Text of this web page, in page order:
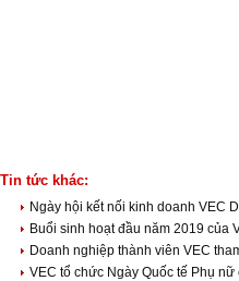
Tin tức khác:
Ngày hội kết nối kinh doanh VEC
Buổi sinh hoạt đầu năm 2019 của
Doanh nghiệp thành viên VEC
VEC tổ chức Ngày Quốc tế Phụ nữ